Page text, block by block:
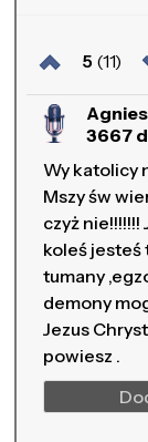
5 (11)
3667
Wy katolicy
Mszy św
czyż
koleś jesteś
tumany
demony
Jezus
powiesz .